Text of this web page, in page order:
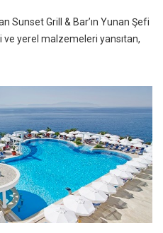
Sunset Grill & Bar’ın Yunan Şefi
yerel malzemeleri yansıtan,